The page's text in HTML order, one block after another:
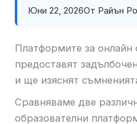
Юни 22, 2026От Райън
Платформите за онлайн
предоставят
и ще изяснят
Сравняваме две
образователни